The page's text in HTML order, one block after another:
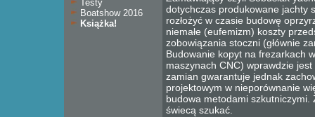
Testy
Boatshow 2016
Książka!
dotychczas produkowane jachty
rozłożyć w czasie budowę
niemałe (eufemizm) koszty
zobowiązania stoczni (głównie
Budowanie kopyt na frezarkach
maszynach CNC) wprawdzie
zamian gwarantuje jednak
projektowym w nieporównanie
budowa metodami
świecą szukać.